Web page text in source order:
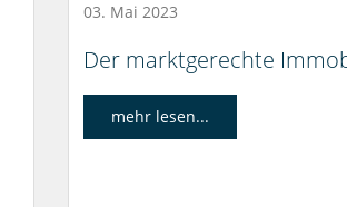
03. Mai 2023
Der marktgerechte
mehr lesen...